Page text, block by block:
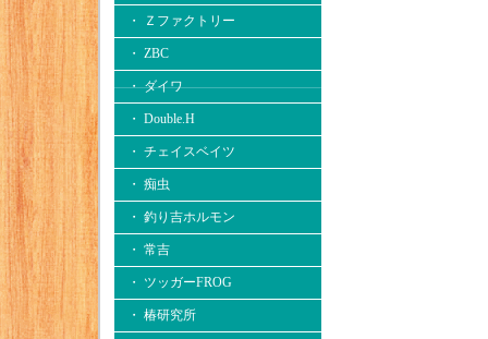
・ Ｚファクトリー
・ ZBC
・ ダイワ
・ Double.H
・ チェイスベイツ
・ 痴虫
・ 釣り吉ホルモン
・ 常吉
・ ツッガーFROG
・ 椿研究所